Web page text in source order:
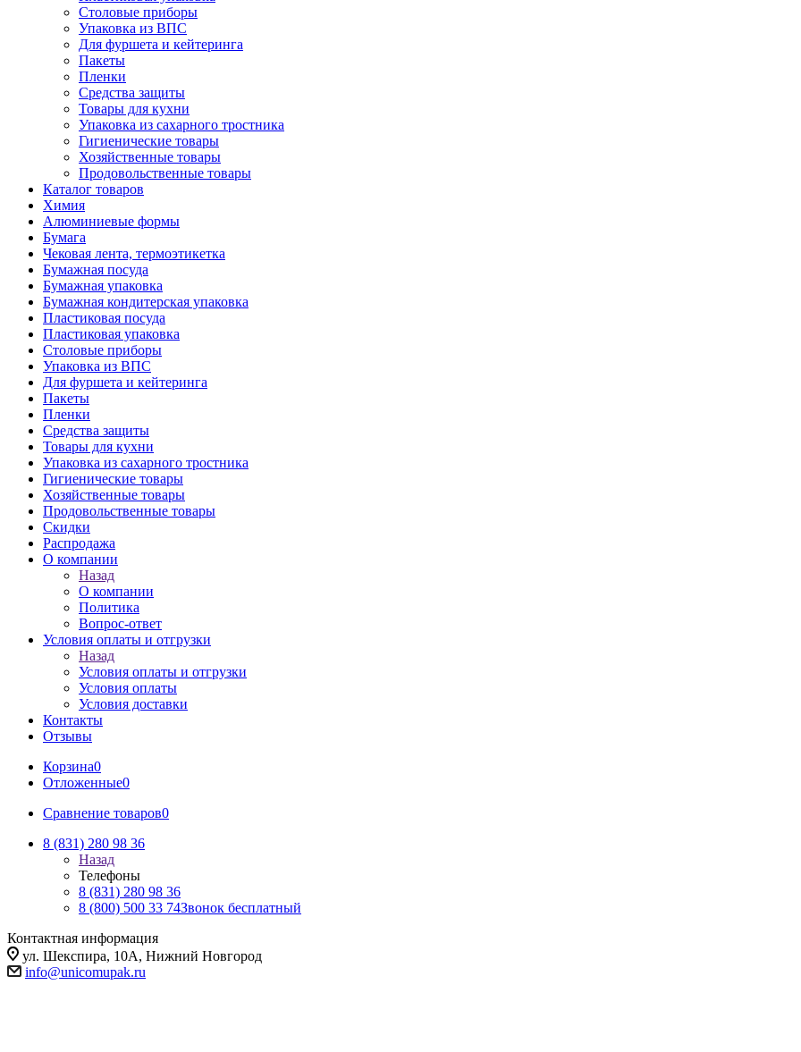
Столовые приборы
Упаковка из ВПС
Для фуршета и кейтеринга
Пакеты
Пленки
Средства защиты
Товары для кухни
Упаковка из сахарного тростника
Гигиенические товары
Хозяйственные товары
Продовольственные товары
Каталог товаров
Химия
Алюминиевые формы
Бумага
Чековая лента, термоэтикетка
Бумажная посуда
Бумажная упаковка
Бумажная кондитерская упаковка
Пластиковая посуда
Пластиковая упаковка
Столовые приборы
Упаковка из ВПС
Для фуршета и кейтеринга
Пакеты
Пленки
Средства защиты
Товары для кухни
Упаковка из сахарного тростника
Гигиенические товары
Хозяйственные товары
Продовольственные товары
Скидки
Распродажа
О компании
Назад
О компании
Политика
Вопрос-ответ
Условия оплаты и отгрузки
Назад
Условия оплаты и отгрузки
Условия оплаты
Условия доставки
Контакты
Отзывы
Корзина0
Отложенные0
Сравнение товаров0
8 (831) 280 98 36
Назад
Телефоны
8 (831) 280 98 36
8 (800) 500 33 74Звонок бесплатный
Контактная информация
ул. Шекспира, 10А, Нижний Новгород
info@unicomupak.ru